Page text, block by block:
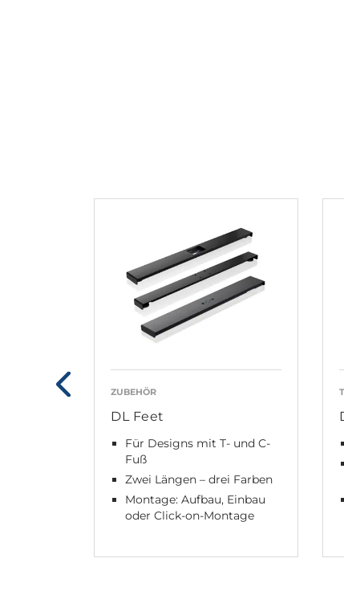
ZUBEHÖR
DL Feet
Für Designs mit T- und C-
Fuß
Zwei Längen – drei Farben
Montage: Aufbau, Einbau
oder Click-on-Montage